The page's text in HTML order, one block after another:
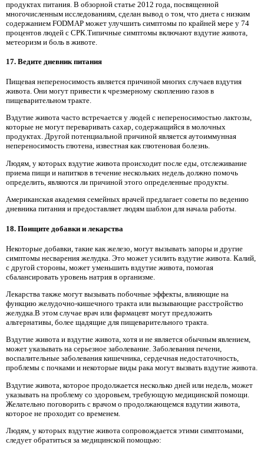
продуктах питания. В обзорной статье 2012 года, посвященной
многочисленным исследованиям, сделан вывод о том, что диета с низким
содержанием FODMAP может улучшить симптомы по крайней мере у 74
процентов людей с СРК.Типичные симптомы включают вздутие живота,
метеоризм и боль в животе.
17. Ведите дневник питания
Пищевая непереносимость является причиной многих случаев вздутия
живота. Они могут привести к чрезмерному скоплению газов в
пищеварительном тракте.
Вздутие живота часто встречается у людей с непереносимостью лактозы,
которые не могут переваривать сахар, содержащийся в молочных
продуктах. Другой потенциальной причиной является аутоиммунная
непереносимость глютена, известная как глютеновая болезнь.
Людям, у которых вздутие живота происходит после еды, отслеживание
приема пищи и напитков в течение нескольких недель должно помочь
определить, являются ли причиной этого определенные продукты.
Американская академия семейных врачей предлагает советы по ведению
дневника питания и предоставляет людям шаблон для начала работы.
18. Поищите добавки и лекарства
Некоторые добавки, такие как железо, могут вызывать запоры и другие
симптомы несварения желудка. Это может усилить вздутие живота. Калий,
с другой стороны, может уменьшить вздутие живота, помогая
сбалансировать уровень натрия в организме.
Лекарства также могут вызывать побочные эффекты, влияющие на
функцию желудочно-кишечного тракта или вызывающие расстройство
желудка.В этом случае врач или фармацевт могут предложить
альтернативы, более щадящие для пищеварительного тракта.
Вздутие живота и вздутие живота, хотя и не является обычным явлением,
может указывать на серьезное заболевание. Заболевания печени,
воспалительные заболевания кишечника, сердечная недостаточность,
проблемы с почками и некоторые виды рака могут вызвать вздутие живота.
Вздутие живота, которое продолжается несколько дней или недель, может
указывать на проблему со здоровьем, требующую медицинской помощи.
Желательно поговорить с врачом о продолжающемся вздутии живота,
которое не проходит со временем.
Людям, у которых вздутие живота сопровождается этими симптомами,
следует обратиться за медицинской помощью: